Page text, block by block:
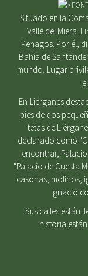
Situado en la
Valle del Miera.
Penagos. Por él,
Bahía de
mundo. Lugar
En Liérganes
pies de dos
tetas de
declarado como
encontrar,
"Palacio de Cuesta
casonas, molinos,
Ignacio
Sus calles están
historia